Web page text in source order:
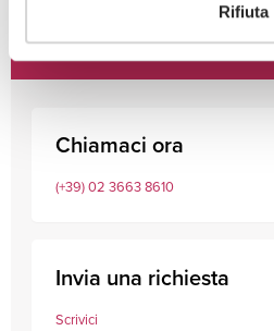
Rifiuta
Consulta i nostri
Chiamaci ora
(+39) 02 3663 8610
Invia una richiesta
Scrivici